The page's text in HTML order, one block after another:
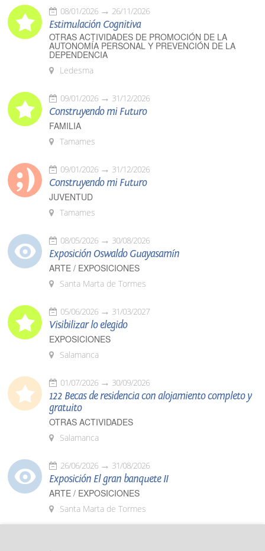
08/01/2026 26/11/2026
Estimulación Cognitiva
OTRAS ACTIVIDADES DE PROMOCIÓN DE LA
AUTONOMÍA PERSONAL Y PREVENCIÓN DE LA
DEPENDENCIA
Ledesma
09/01/2026 31/12/2026
Construyendo mi Futuro
FAMILIA
Tamames
09/01/2026 31/12/2026
Construyendo mi Futuro
JUVENTUD
Tamames
08/05/2026 30/08/2026
Exposición Oswaldo Guayasamín
ARTE / EXPOSICIONES
Santa Marta de Tormes
05/06/2026 31/03/2027
Visibilizar lo elegido
EXPOSICIONES
Salamanca
01/07/2026 30/09/2026
122 Becas de residencia con alojamiento completo y
gratuito
OTRAS ACTIVIDADES
Salamanca
26/06/2026 31/08/2026
Exposición El gran banquete II
ARTE / EXPOSICIONES
Santa Marta de Tormes